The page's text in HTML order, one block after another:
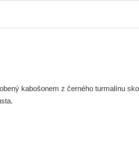
kabošonem z černého turmalínu